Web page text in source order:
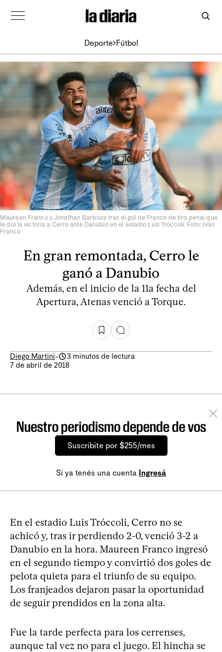
Deporte Fútbol
Maureen Franco y Jonathan Barboza tras el gol de Franco de tiro penal que
le dio la victoria a Cerro ante Danubio en el estadio Luis Tróccoli. Foto: Iván
Franco
En gran remontada, Cerro le
ganó a Danubio
Además, en el inicio de la 11a fecha del
Apertura, Atenas venció a Torque.
Diego Martini-
3 minutos de lectura
7 de abril de 2018
Nuestro periodismo depende de vos
Suscribite por $255/mes
Si ya tenés una cuenta Ingresá
En el estadio Luis Tróccoli, Cerro no se
achicó y, tras ir perdiendo 2-0, venció 3-2 a
Danubio en la hora. Maureen Franco ingresó
en el segundo tiempo y convirtió dos goles de
pelota quieta para el triunfo de su equipo.
Los franjeados dejaron pasar la oportunidad
de seguir prendidos en la zona alta.
Fue la tarde perfecta para los cerrenses,
aunque tal vez no para el juego. El hincha se